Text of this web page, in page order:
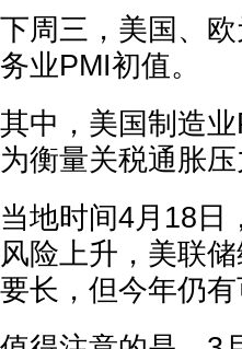
下周三，美国、
务业PMI初值。
其中，美国制造
为衡量关税通胀压
当地时间4月18日
风险上升，美联
要长，但今年仍有